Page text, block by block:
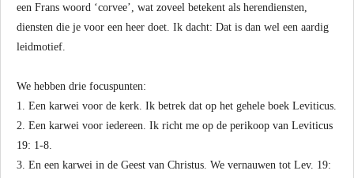
een Frans woord ‘corvee’, wat zoveel betekent als herendiensten,
diensten die je voor een heer doet. Ik dacht: Dat is dan wel een aardig
leidmotief.
We hebben drie focuspunten:
1. Een karwei voor de kerk. Ik betrek dat op het gehele boek Leviticus.
2. Een karwei voor iedereen. Ik richt me op de perikoop van Leviticus
19: 1-8.
3. En een karwei in de Geest van Christus. We vernauwen tot Lev. 19: